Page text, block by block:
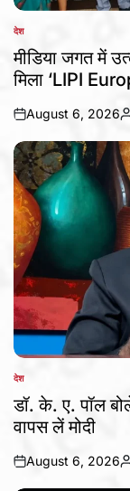
POSTED
IN
देश
मीडिया जगत में
मिला ‘LIPI
on
August 6, 2026
POSTED
IN
देश
डॉ. के. ए. पॉल
वापस लें मोदी
on
August 6, 2026